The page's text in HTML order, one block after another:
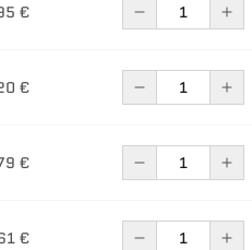
€
€
€
€